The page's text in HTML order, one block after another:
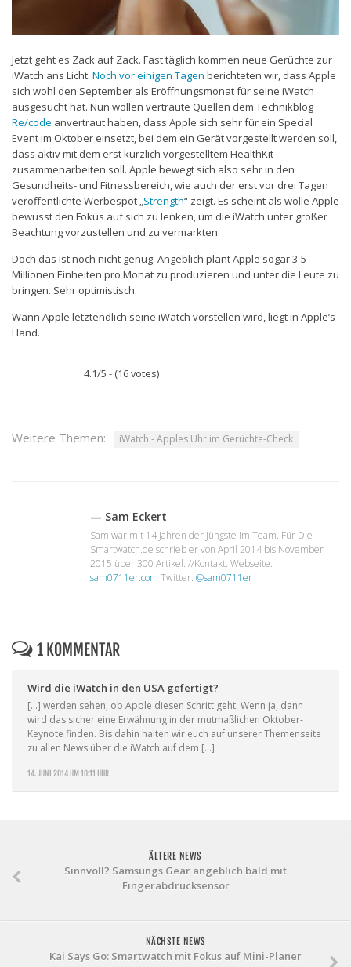
Flatrate-Prepaidtarife
Mobilfunk-Vergleichsrechner
Mobilfunk-Tarifrechner
Flatrate-Datentarife
Jetzt geht es Zack auf Zack. Fast täglich kommen neue Gerüchte zur
iWatch ans Licht. Noch vor einigen Tagen berichteten wir, dass Apple
sich wohl den September als Eröffnungsmonat für seine iWatch
ausgesucht hat. Nun wollen vertraute Quellen dem Technikblog
Re/code anvertraut haben, dass Apple sich sehr für ein Special
Event im Oktober einsetzt, bei dem ein Gerät vorgestellt werden soll,
dass aktiv mit dem erst kürzlich vorgestelltem HealthKit
zusammenarbeiten soll. Apple bewegt sich also sehr in den
Gesundheits- und Fitnessbereich, wie auch der erst vor drei Tagen
veröffentlichte Werbespot „Strength“ zeigt. Es scheint als wolle Apple
bewusst den Fokus auf sich zu lenken, um die iWatch unter großer
Beachtung vorzustellen und zu vermarkten.
Doch das ist noch nicht genug. Angeblich plant Apple sogar 3-5
Millionen Einheiten pro Monat zu produzieren und unter die Leute zu
bringen. Sehr optimistisch.
Wann Apple letztendlich seine iWatch vorstellen wird, liegt in Apple’s
Hand.
4.1/5 - (16 votes)
Weitere Themen: iWatch - Apples Uhr im Gerüchte-Check
— Sam Eckert
Sam war mit 14 Jahren der Jüngste im Team. Für Die-
Smartwatch.de schrieb er von April 2014 bis November
2015 über 300 Artikel. //Kontakt: Webseite:
sam0711er.com Twitter: @sam0711er
1 KOMMENTAR
Wird die iWatch in den USA gefertigt?
14. JUNI 2014 UM 10:11 UHR
[…] werden sehen, ob Apple diesen Schritt geht. Wenn ja, dann
wird das sicher eine Erwähnung in der mutmaßlichen Oktober-
Keynote finden. Bis dahin halten wir euch auf unserer Themenseite
zu allen News über die iWatch auf dem […]
ÄLTERE NEWS
Sinnvoll? Samsungs Gear angeblich bald mit
Fingerabdrucksensor
NÄCHSTE NEWS
Kai Says Go: Smartwatch mit Fokus auf Mini-Planer